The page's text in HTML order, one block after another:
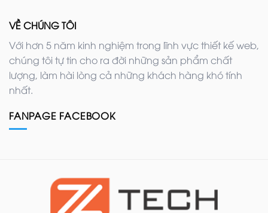
VỀ CHÚNG TÔI
Với hơn 5 năm kinh nghiệm trong lĩnh vực thiết kế web,
chúng tôi tự tin cho ra đời những sản phẩm chất
lượng, làm hài lòng cả những khách hàng khó tính
nhất.
FANPAGE FACEBOOK